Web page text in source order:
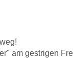
am gestrigen